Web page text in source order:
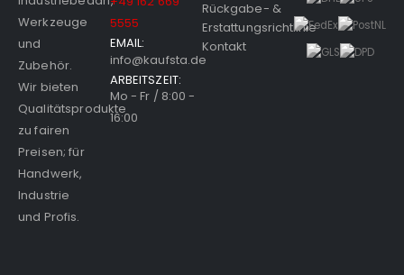
Werkzeuge
und
Zubehör.
Wir bieten
Qualitätsprodukte
zu fairen
Preisen; für
Handwerk,
Industrie
und Profis.
5555
EMAIL:
info@kaufsta.de
ARBEITSZEIT:
Mo - Fr / 8:00 -
16:00
Rückgabe- &
Erstattungsrichtlinie
Kontakt